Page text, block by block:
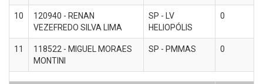
10
120940 - RENAN
VEZEFREDO SILVA LIMA
SP - LV
HELIOPÓLIS
0
11
118522 - MIGUEL MORAES
MONTINI
SP - PMMAS 0